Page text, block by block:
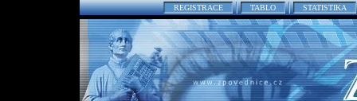
REGISTRACE TABLO STATISTIKA